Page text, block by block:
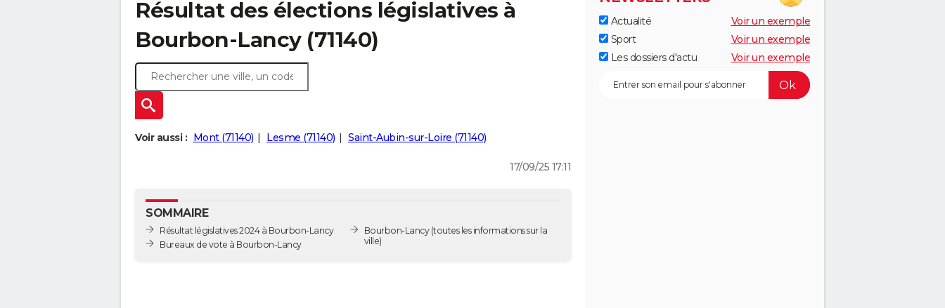
Résultat des élections législatives à
Bourbon-Lancy (71140)
Voir aussi : Mont (71140) Lesme (71140) Saint-Aubin-sur-Loire (71140)
17/09/25 17:11
SOMMAIRE
Résultat législatives 2024 à Bourbon-Lancy
Bureaux de vote à Bourbon-Lancy
Bourbon-Lancy(toutes les informations sur la
ville)
Actualité
Voir un exemple
Sport
Voir un exemple
Les dossiers d'actu
Voir un exemple